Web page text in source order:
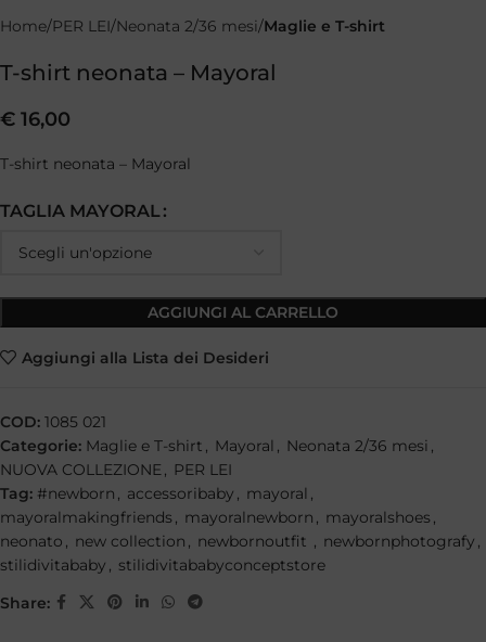
Home PER LEI Neonata 2/36 mesi Maglie e T-shirt
T-shirt neonata – Mayoral
€ 16,00
T-shirt neonata – Mayoral
TAGLIA MAYORAL
AGGIUNGI AL CARRELLO
Aggiungi alla Lista dei Desideri
COD: 1085 021
Categorie: Maglie e T-shirt , Mayoral , Neonata 2/36 mesi ,
NUOVA COLLEZIONE, PER LEI
Tag: #newborn , accessoribaby , mayoral ,
mayoralmakingfriends , mayoralnewborn , mayoralshoes ,
neonato , new collection , newbornoutfit , newbornphotografy ,
stilidivitababy , stilidivitababyconceptstore
Share: